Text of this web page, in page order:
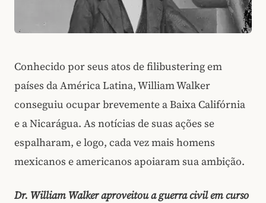
Conhecido por seus atos de filibustering em
países da América Latina, William Walker
conseguiu ocupar brevemente a Baixa Califórnia
e a Nicarágua. As notícias de suas ações se
espalharam, e logo, cada vez mais homens
mexicanos e americanos apoiaram sua ambição.
Dr. William Walker aproveitou a guerra civil em curso